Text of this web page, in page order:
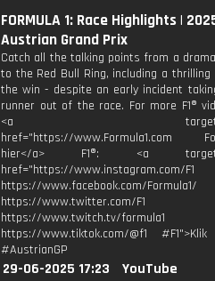
FORMULA 1: Race Highlights |
Austrian Grand Prix
Catch all the talking points from a
to the Red Bull Ring, including a
the win - despite an early incident
runner out of the race. For more F1®
<a
href="https://www.Formula1.com
hier</a> F1®: <a
href="https://www.instagram.com/F1
https://www.facebook.com/Formula1/
https://www.twitter.com/F1
https://www.twitch.tv/formula1
https://www.tiktok.com/@f1
#AustrianGP
29-06-2025 17:23
YouTube